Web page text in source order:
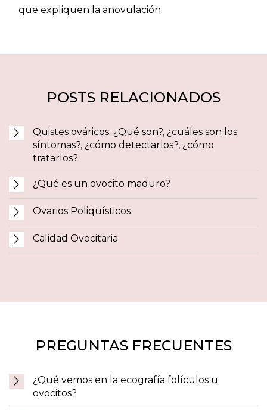
que expliquen la anovulación.
POSTS RELACIONADOS
Quistes ováricos: ¿Qué son?, ¿cuáles son los
síntomas?, ¿cómo detectarlos?, ¿cómo
tratarlos?
¿Qué es un ovocito maduro?
Ovarios Poliquísticos
Calidad Ovocitaria
PREGUNTAS FRECUENTES
¿Qué vemos en la ecografía folículos u
ovocitos?